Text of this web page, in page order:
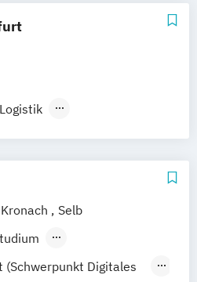
Kronach
Selb
PräsenzstudiumDigitales